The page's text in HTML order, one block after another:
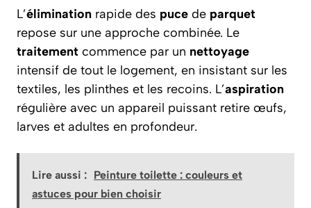
L’élimination rapide des puce de parquet
repose sur une approche combinée. Le
traitement commence par un nettoyage
intensif de tout le logement, en insistant sur les
textiles, les plinthes et les recoins. L’aspiration
régulière avec un appareil puissant retire œufs,
larves et adultes en profondeur.
Lire aussi : Peinture toilette : couleurs et
astuces pour bien choisir